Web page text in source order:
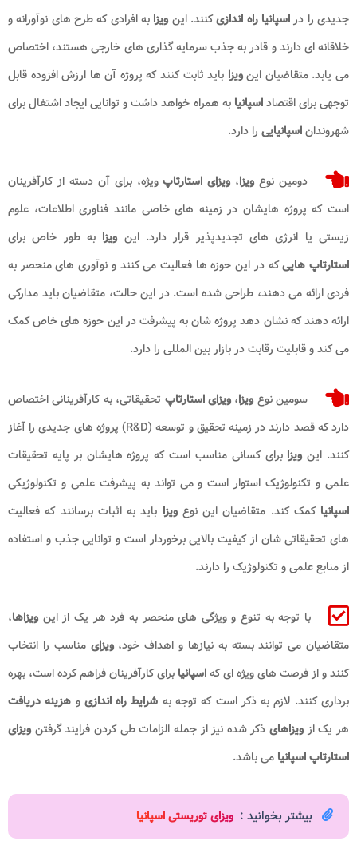
جدیدی را دراسپانیا راه اندازیکنند. این ویزا به افرادی که طرح های نوآورانه و
خلاقانه ای دارند و قادر به جذب سرمایه گذاری های خارجی هستند، اختصاص
می یابد. متقاضیان اینویزا باید ثابت کنند که پروژه آن ها ارزش افزوده قابل
توجهی برای اقتصاداسپانیابه همراه خواهد داشت و توانایی ایجاد اشتغال برای
شهرونداناسپانیایی را دارد.
دومین نوع ویزا، ویزای استارتاپویژه، برای آن دسته از کارآفرینان
است که پروژه هایشان در زمینه های خاصی مانند فناوری اطلاعات، علوم
زیستی یا انرژی های تجدیدپذیر قرار دارد. این ویزا به طور خاص برای
استارتاپ هاییکه در این حوزه ها فعالیت می کنند و نوآوری های منحصر به
فردی ارائه می دهند، طراحی شده است. در این حالت، متقاضیان باید مدارکی
ارائه دهند که نشان دهد پروژه شان به پیشرفت در این حوزه های خاص کمک
می کند و قابلیت رقابت در بازار بین المللی را دارد.
سومین نوع ویزا،ویزای استارتاپ تحقیقاتی، به کارآفرینانی اختصاص
دارد که قصد دارند در زمینه تحقیق و توسعه (R&D) پروژه های جدیدی را آغاز
کنند. این ویزابرای کسانی مناسب است که پروژه هایشان بر پایه تحقیقات
علمی و تکنولوژیک استوار است و می تواند به پیشرفت علمی و تکنولوژیکی
اسپانیاکمک کند. متقاضیان این نوعویزا باید به اثبات برسانند که فعالیت
های تحقیقاتی شان از کیفیت بالایی برخوردار است و توانایی جذب و استفاده
از منابع علمی و تکنولوژیک را دارند.
با توجه به تنوع و ویژگی های منحصر به فرد هر یک از این ویزاها،
متقاضیان می توانند بسته به نیازها و اهداف خود،ویزایمناسب را انتخاب
کنند و از فرصت های ویژه ای کهاسپانیا برای کارآفرینان فراهم کرده است، بهره
برداری کنند. لازم به ذکر است که توجه به شرایط راه اندازی و هزینه دریافت
هر یک از ویزاهای ذکر شده نیز از جمله الزامات طی کردن فرایند گرفتن ویزای
استارتاپ اسپانیا می باشد.
بیشتر بخوانید : ویزای توریستی اسپانیا